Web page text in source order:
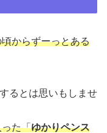
からずーっとある
るとは思いもしませ
た「ゆかりペンス